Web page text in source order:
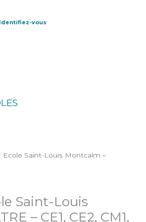
Identifiez-vous
Ecole Saint-Louis Montcalm –
Saint-Louis
– CE1, CE2, CM1,